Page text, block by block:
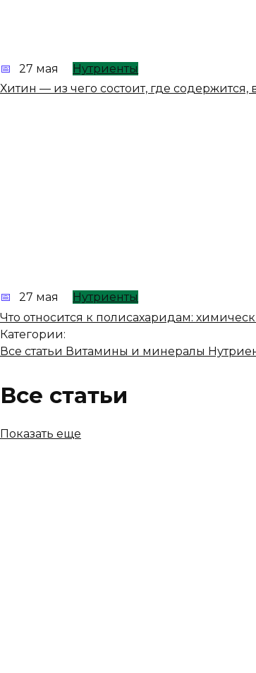
27 мая
Нутриенты
Хитин — из чего состоит, где
27 мая
Нутриенты
Что относится к полисахаридам:
Категории:
Все статьи Витамины и минералы
Все статьи
Показать еще